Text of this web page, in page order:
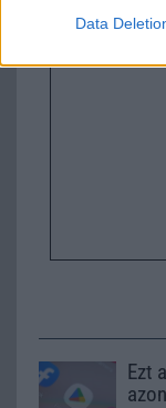
Data
Ezt